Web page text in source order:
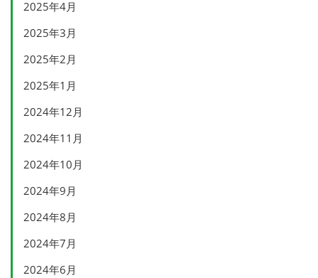
2025年4月
2025年3月
2025年2月
2025年1月
2024年12月
2024年11月
2024年10月
2024年9月
2024年8月
2024年7月
2024年6月